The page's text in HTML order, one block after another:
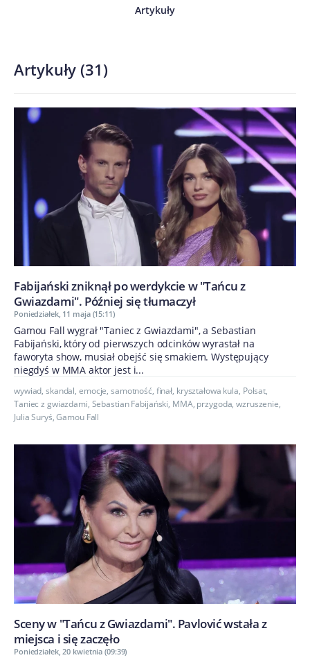
Artykuły
Artykuły (31)
Fabijański zniknął po werdykcie w "Tańcu z
Gwiazdami". Później się tłumaczył
Poniedziałek, 11 maja (15:11)
Gamou Fall wygrał "Taniec z Gwiazdami", a Sebastian
Fabijański, który od pierwszych odcinków wyrastał na
faworyta show, musiał obejść się smakiem. Występujący
niegdyś w MMA aktor jest i...
wywiad,skandal, emocje,samotność, finał, kryształowa kula, Polsat,
Taniec z gwiazdami, Sebastian Fabijański, MMA, przygoda,wzruszenie,
Julia Suryś,Gamou Fall
Sceny w "Tańcu z Gwiazdami". Pavlović wstała z
miejsca i się zaczęło
Poniedziałek, 20 kwietnia (09:39)